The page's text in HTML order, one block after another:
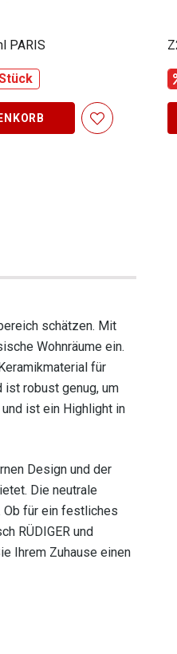
PARIS
schätzen. Mit
Wohnräume ein.
für
robust genug, um
ist ein Highlight in
Design und der
Die neutrale
Ob für ein festliches
RÜDIGER und
Ihrem Zuhause einen